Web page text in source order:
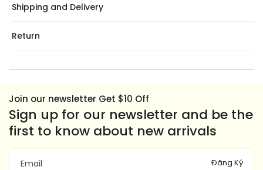
Shipping and Delivery
Return
Join our newsletter Get $10 Off
Sign up for our newsletter and be the
first to know about new arrivals
Email Đăng Ký